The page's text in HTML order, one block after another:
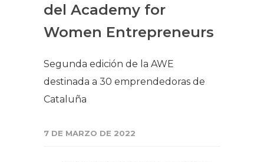
del Academy for
Women Entrepreneurs
Segunda edición de la AWE
destinada a 30 emprendedoras de
Cataluña
7 DE MARZO DE 2022